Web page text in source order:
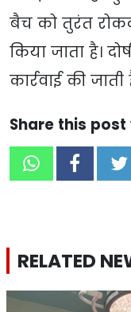
बैच को तुरंत
किया जाता है।
कार्रवाई की जाती
Share this post
RELATED